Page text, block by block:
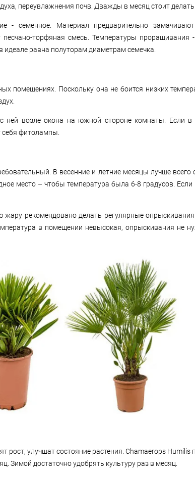
переувлажнения почв. Дважды в месяц стоит
- семенное. Материал предварительно
торфяная смесь. Температуры
идеале равна полуторам диаметрам семечка.
Поскольку она не боится низких
ней возле окона на южной стороне комнаты. Если в
себя фитолампы.
В весенние и летние месяцы лучше всего
место – чтобы температура была 6-8 градусов.
рекомендовано делать регулярные
в помещении невысокая, опрыскивания не
рост, улучшат состояние растения. Chamaerops
Зимой достаточно удобрять культуру раз в месяц.